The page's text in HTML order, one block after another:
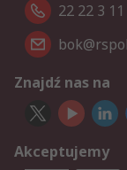
22 22 3 11
Znajdź nas na
Akceptujemy